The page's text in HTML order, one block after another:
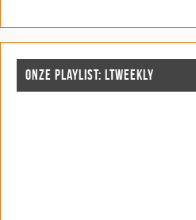
ONZE PLAYLIST: LTWEEKLY